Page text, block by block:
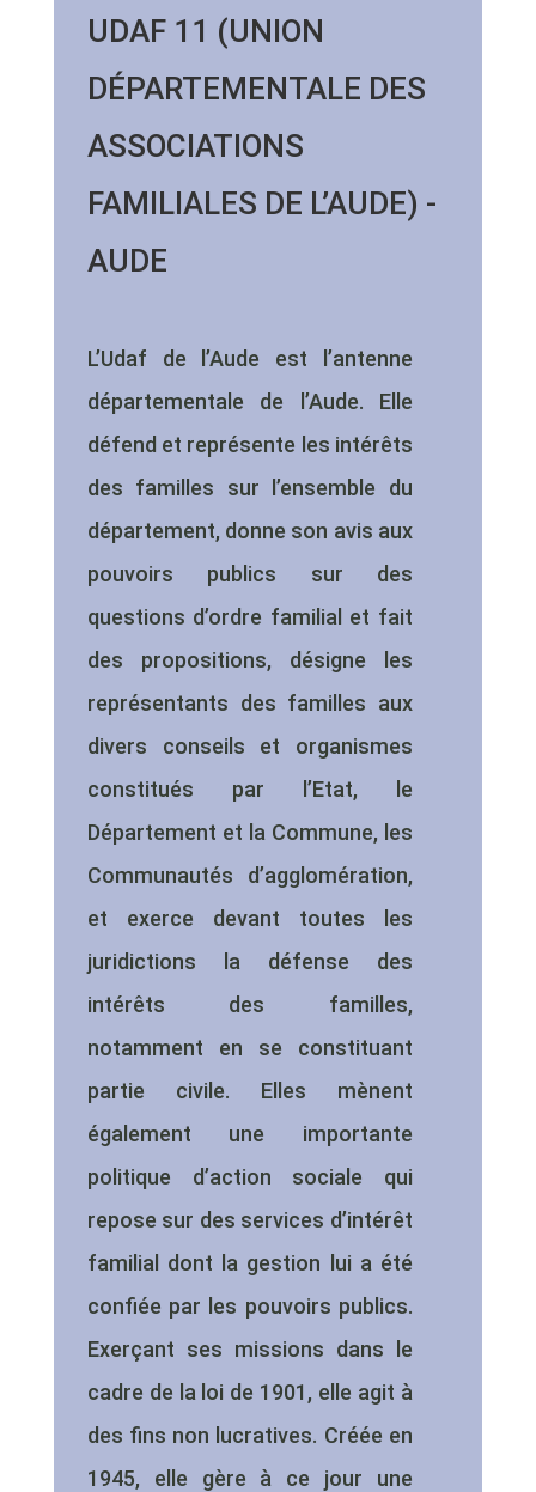
UDAF 11 (UNION
DÉPARTEMENTALE DES
ASSOCIATIONS
FAMILIALES DE L’AUDE) -
AUDE
L’Udaf de l’Aude est l’antenne
départementale de l’Aude. Elle
défend et représente les intérêts
des familles sur l’ensemble du
département, donne son avis aux
pouvoirs publics sur des
questions d’ordre familial et fait
des propositions, désigne les
représentants des familles aux
divers conseils et organismes
constitués par l’Etat, le
Département et la Commune, les
Communautés d’agglomération,
et exerce devant toutes les
juridictions la défense des
intérêts des familles,
notamment en se constituant
partie civile. Elles mènent
également une importante
politique d’action sociale qui
repose sur des services d’intérêt
familial dont la gestion lui a été
confiée par les pouvoirs publics.
Exerçant ses missions dans le
cadre de la loi de 1901, elle agit à
des fins non lucratives. Créée en
1945, elle gère à ce jour une